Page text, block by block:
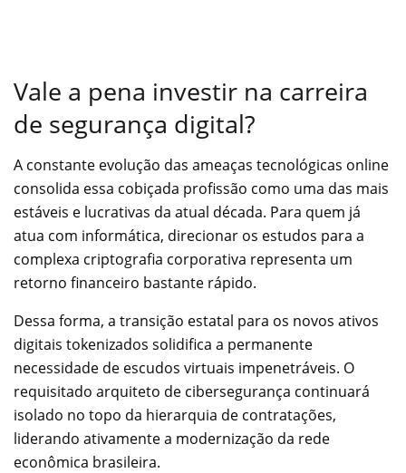
Vale a pena investir na carreira
de segurança digital?
A constante evolução das ameaças tecnológicas online
consolida essa cobiçada profissão como uma das mais
estáveis e lucrativas da atual década. Para quem já
atua com informática, direcionar os estudos para a
complexa criptografia corporativa representa um
retorno financeiro bastante rápido.
Dessa forma, a transição estatal para os novos ativos
digitais tokenizados solidifica a permanente
necessidade de escudos virtuais impenetráveis. O
requisitado arquiteto de cibersegurança continuará
isolado no topo da hierarquia de contratações,
liderando ativamente a modernização da rede
econômica brasileira.